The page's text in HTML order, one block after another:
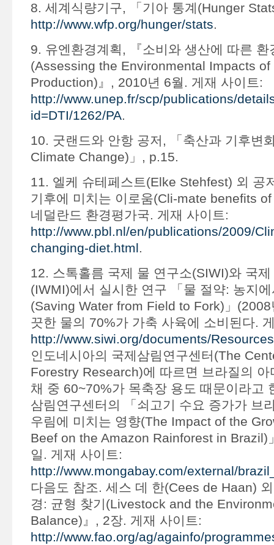
8. 세계식량기구, 「기아 통계(Hunger
http://www.wfp.org/hunger/stats.
9. 유엔환경계획, 『소비와 생산에 따른 환
(Assessing the Environmental Impacts
Production)』, 2010년 6월. 게재 사이트:
http://www.unep.fr/scp/publications/
id=DTI/1262/PA.
10. 굿랜드와 안항 공저, 「축산과 기후변
Climate Change)」, p.15.
11. 엘케 슈테페스트(Elke Stehfest) 외 공
기후에 미치는 이로움(Cli-mate benefits
네덜란드 환경평가국. 게재 사이트:
http://www.pbl.nl/en/publications/2009/
changing-diet.html.
12. 스톡홀름 국제 물 연구소(SIWI)와 국
(IWMI)에서 실시한 연구 「물 절약: 농지
(Saving Water from Field to Fork)」
끗한 물의 70%가 가축 사육에 소비된다.
http://www.siwi.org/documents/
인도네시아의 국제삼림연구센터(The
Forestry Research)에 따르면 브라질의 아
채 중 60~70%가 목축장 용도 때문이라고
삼림연구센터의 「쇠고기 수요 증가가 브
우림에 미치는 영향(The Impact of the
Beef on the Amazon Rainforest in Brazil)
일. 게재 사이트:
http://www.mongabay.com/external/
다음도 참조. 세스 데 한(Cees de Haan)
경: 균형 찾기(Livestock and the
Balance)』, 2장. 게재 사이트:
http://www.fao.org/ag/againfo/